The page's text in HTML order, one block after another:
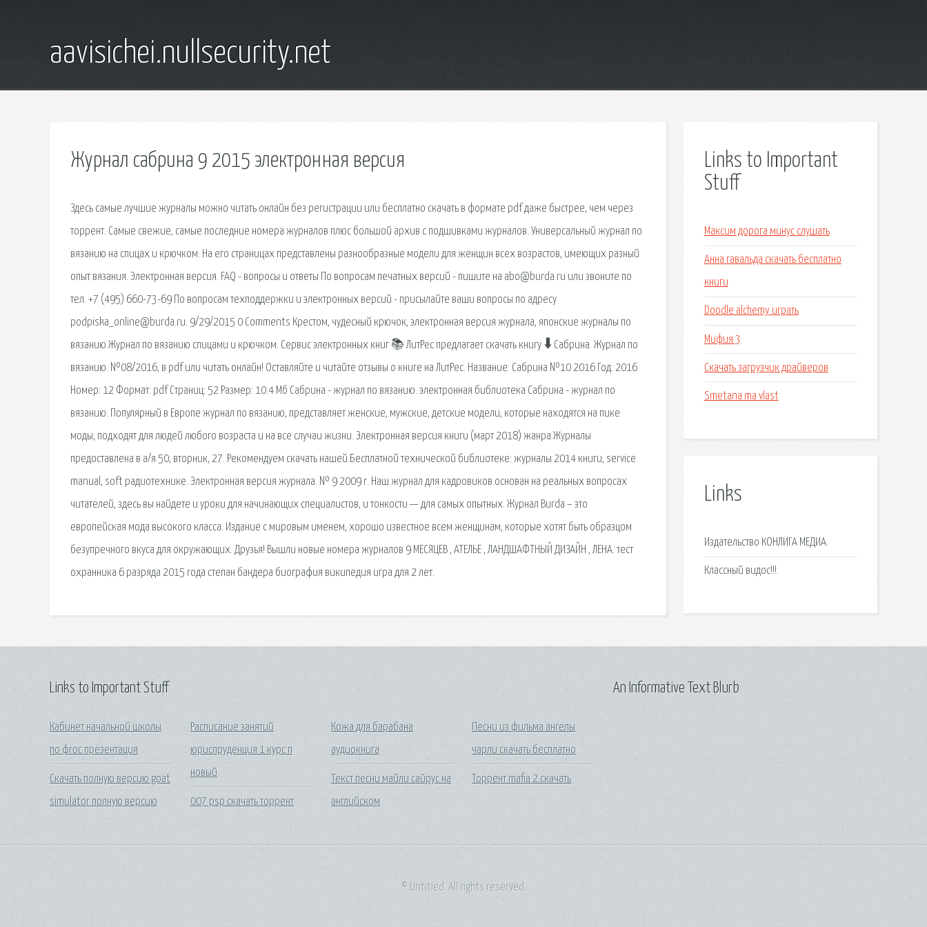
aavisichei.nullsecurity.net
Журнал сабрина 9 2015 электронная версия
Здесь самые лучшие журналы можно читать онлайн без регистрации или бесплатно скачать в формате pdf даже быстрее, чем через
торрент. Самые свежие, самые последние номера журналов плюс большой архив с подшивками журналов. Универсальный журнал по
вязанию на спицах и крючком. На его страницах представлены разнообразные модели для женщин всех возрастов, имеющих разный
опыт вязания. Электронная версия. FAQ - вопросы и ответы По вопросам печатных версий - пишите на abo@burda.ru или звоните по
тел. +7 (495) 660-73-69 По вопросам техподдержки и электронных версий - присылайте ваши вопросы по адресу
podpiska_online@burda.ru. 9/29/2015 0 Comments Крестом, чудесный крючок, электронная версия журнала, японские журналы по
вязанию Журнал по вязанию спицами и крючком. Сервис электронных книг 📚 ЛитРес предлагает скачать книгу 🠳 Сабрина. Журнал по
вязанию. №08/2016, в pdf или читать онлайн! Оставляйте и читайте отзывы о книге на ЛитРес. Название: Сабрина №10 2016 Год: 2016
Номер: 12 Формат: pdf Страниц: 52 Размер: 10.4 Мб Сабрина - журнал по вязанию. электронная библиотека Сабрина - журнал по
вязанию. Популярный в Европе журнал по вязанию, представляет женские, мужские, детские модели, которые находятся на пике
моды, подходят для людей любого возраста и на все случаи жизни. Электронная версия книги (март 2018) жанра Журналы
предоставлена в а/я 50, вторник, 27. Рекомендуем скачать нашей Бесплатной технической библиотеке: журналы 2014 книги, service
manual, soft радиотехнике. Электронная версия журнала. № 9 2009 г. Наш журнал для кадровиков основан на реальных вопросах
читателей, здесь вы найдете и уроки для начинающих специалистов, и тонкости — для самых опытных. Журнал Burda – это
европейская мода высокого класса. Издание с мировым именем, хорошо известное всем женщинам, которые хотят быть образцом
безупречного вкуса для окружающих. Друзья! Вышли новые номера журналов 9 МЕСЯЦЕВ , АТЕЛЬЕ , ЛАНДШАФТНЫЙ ДИЗАЙН , ЛЕНА. тест
охранника 6 разряда 2015 года степан бандера биография википедия игра для 2 лет.
Links to Important
Stuff
Максим дорога минус слушать
Анна гавальда скачать бесплатно
книги
Doodle alchemy играть
Мифия 3
Скачать загрузчик драйверов
Smetana ma vlast
Links
Издательство КОНЛИГА МЕДИА.
Классный видос!!!.
Links to Important Stuff
Кабинет начальной школы
по фгос презентация
Скачать полную версию goat
simulator полную версию
Расписание занятий
юриспруденция 1 курс п
новый
007 psp скачать торрент
Кожа для барабана
аудиокнига
Текст песни майли сайрус на
английском
Песни из фильма ангелы
чарли скачать бесплатно
Торрент mafia 2 скачать
An Informative Text Blurb
© Untitled. All rights reserved.